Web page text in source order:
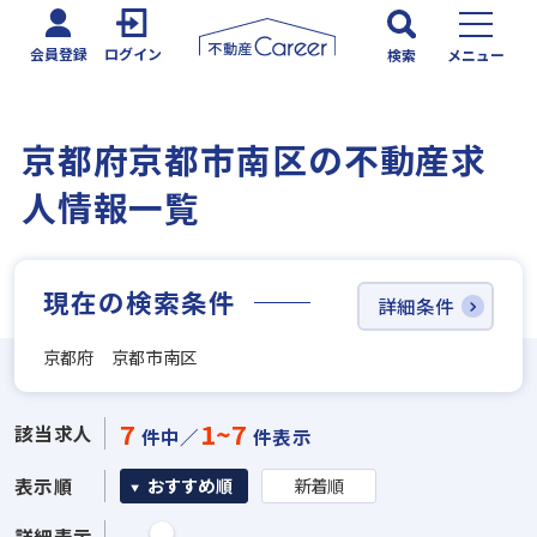
会員登録 ログイン 検索 メニュー
京都府京都市南区の不動産求
人情報一覧
現在の検索条件
京都府 京都市南区
詳細条件
該当求人 7 件中／1~7 件表示
表示順
おすすめ順 新着順